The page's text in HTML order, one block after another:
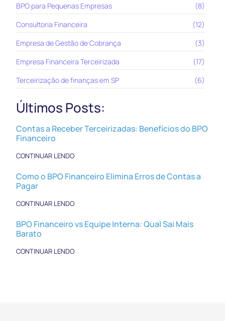
BPO para Pequenas Empresas
(8)
Consultoria Financeira
(12)
Empresa de Gestão de Cobrança
(3)
Empresa Financeira Terceirizada
(17)
Terceirização de finanças em SP
(6)
Últimos Posts:
Contas a Receber Terceirizadas: Benefícios do BPO
Financeiro
CONTINUAR LENDO
Como o BPO Financeiro Elimina Erros de Contas a
Pagar
CONTINUAR LENDO
BPO Financeiro vs Equipe Interna: Qual Sai Mais
Barato
CONTINUAR LENDO